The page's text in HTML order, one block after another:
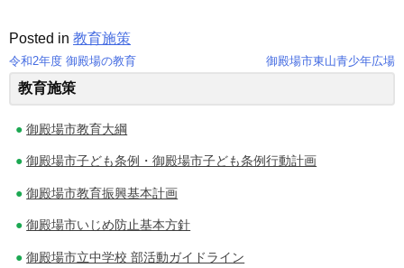
Posted in 教育施策
投
ー
令和2年度 御殿場の教育 御殿場市東山青少年広場
教育施策
御殿場市教育大綱
御殿場市子ども条例・御殿場市子ども条例行動計画
御殿場市教育振興基本計画
御殿場市いじめ防止基本方針
御殿場市立中学校 部活動ガイドライン